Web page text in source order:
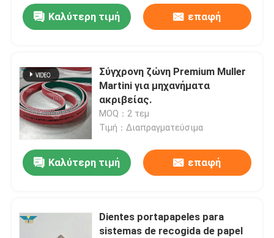
Σπίτι
Καλύτερη τιμή επαφή
Σύγχρονη ζώνη Premium Muller
Martini για μηχανήματα
ακριβείας.
MOQ：2 τεμ
Τιμή：Διαπραγματεύσιμα
Καλύτερη τιμή επαφή
Dientes portapapeles para
sistemas de recogida de papel